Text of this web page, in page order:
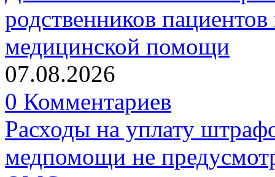
родственников
медицинской помощи
07.08.2026
0 Комментариев
Расходы на уплату
медпомощи не